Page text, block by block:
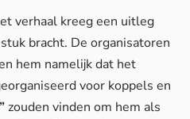
verhaal kreeg een uitleg
bracht. De organisatoren
hem namelijk dat het
voor koppels en
zouden vinden om hem als